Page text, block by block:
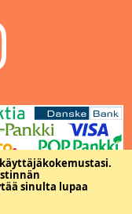
sinulta lupaa